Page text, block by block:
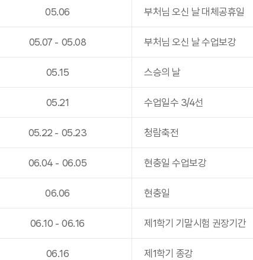
05.06 부처님 오신 날 대체공휴일
05.07 - 05.08 부처님 오신 날 수업보강
05.15 스승의 날
05.21 수업일수 3/4선
05.22 - 05.23 청람축전
06.04 - 06.05 현충일 수업보강
06.06 현충일
06.10 - 06.16 제1학기 기말시험 권장기간
06.16 제1학기 종강